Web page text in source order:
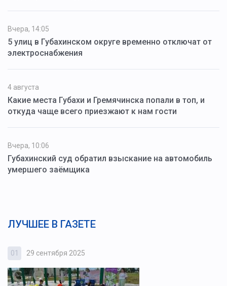
Вчера, 14:05
5 улиц в Губахинском округе временно отключат от
электроснабжения
4 августа
Какие места Губахи и Гремячинска попали в топ, и
откуда чаще всего приезжают к нам гости
Вчера, 10:06
Губахинский суд обратил взыскание на автомобиль
умершего заёмщика
ЛУЧШЕЕ В ГАЗЕТЕ
01 29 сентября 2025